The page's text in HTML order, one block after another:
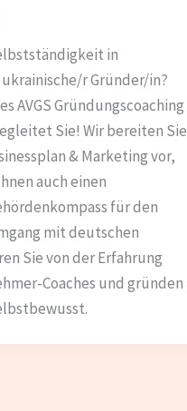
in
r Gründer/in?
AVGS Gründungscoaching
Sie! Wir bereiten Sie
& Marketing vor,
auch einen
für den
mit deutschen
Sie von der Erfahrung
Coaches und gründen